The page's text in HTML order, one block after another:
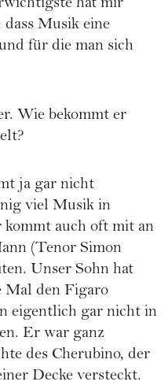
hat mir
Musik eine
für die man sich
Wie bekommt er
ja gar nicht
viel Musik in
kommt auch oft mit an
(Tenor Simon
Unser Sohn hat
Mal den Figaro
eigentlich gar nicht in
Er war ganz
des Cherubino, der
Decke versteckt.